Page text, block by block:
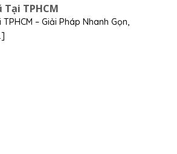
TPHCM
– Giải Pháp Nhanh Gọn,